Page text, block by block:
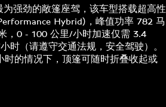
强劲的敞篷座驾，该车型搭载超高性
Hybrid)，峰值功率 782 马
，0 - 100 公里/小时加速仅需 3.4
时（请遵守交通法规，安全驾驶）。
的情况下，顶篷可随时折叠收起或